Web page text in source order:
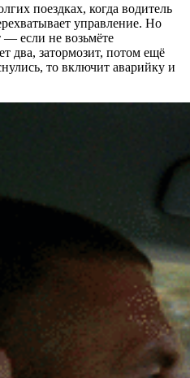
поездках, когда водитель
управление. Но
— если не возьмёте
два, затормозит, потом ещё
то включит аварийку и